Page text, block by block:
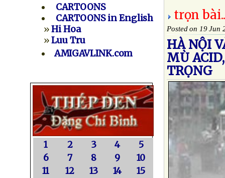
CARTOONS
CARTOONS in English
»Hi Hoa
»Luu Tru
AMIGAVLINK.com
1 2 3 4
5
6
7 8 9
10
11
12 13 14
15
trọn
Posted on 19 Jun
HÀ NỘI
MÙ
TRỌNG